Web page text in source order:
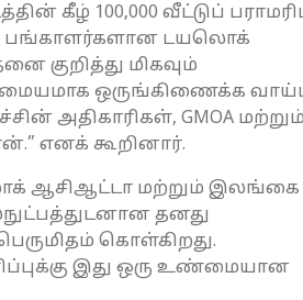
100,000 வீட்டுப்
பங்காளர்களான டயலொக்
குறித்து மிகவும்
மையமாக ஒருங்கிணைக்க
அதிகாரிகள், GMOA மற்றும்
எனக் கூறினார்.
ஆசிஆட்டா மற்றும் இலங்கை
தனது
கொள்கிறது.
இது ஒரு உண்மையான